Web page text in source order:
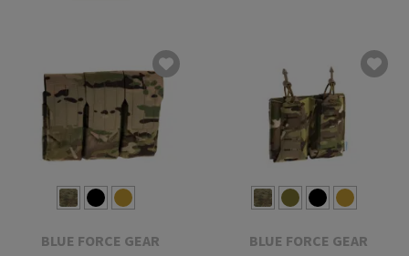
BLUE FORCE GEAR BLUE FORCE GEAR